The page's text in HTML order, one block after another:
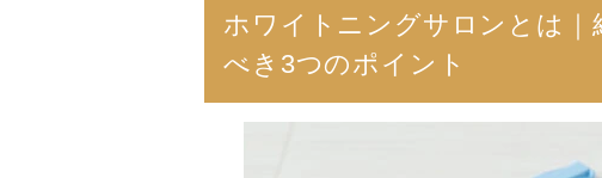
ホワイトニングサロンとは｜
べき3つのポイント